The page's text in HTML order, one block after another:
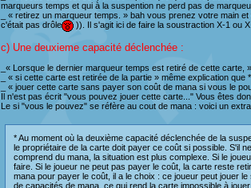
marqueurs temps et qui à la suspention ne perd pas de
_ « retirez un marqueur temps. » bah vous prenez votre main
c'était pas drôle
)). Il s'agit ici de faire la soustraction X-1 ou
c) Une deuxieme capacité déclenchée :
_« Lorsque le dernier marqueur temps est retiré de cette carte,
_ « si cette carte est retirée de la partie » même explication que *
_ « jouer cette carte sans payer son coût de mana si vous le
Il n'est pas écrit "vous pouvez jouer cette carte..." Vous êtes
Le si "vous le pouvez" se réfère au cout de mana : voici un
* Au moment où la deuxième capacité déclenchée de la
le propriétaire de la carte doit payer ce coût si possible. S'il
comprend du mana, la situation est plus complexe. Si le
faire. Si le joueur ne peut pas payer le coût, la carte reste
mana pour payer le coût, il a le choix : ce joueur peut jouer
de capacités de mana, ce qui rend la carte impossible à